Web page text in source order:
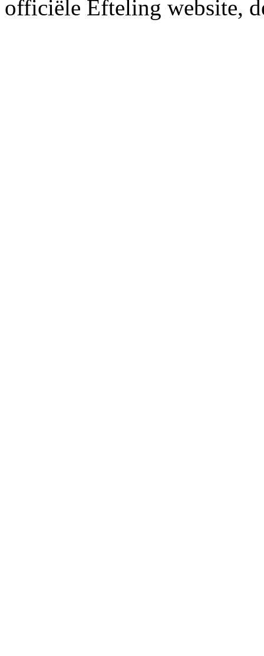
officiële Efteling website,